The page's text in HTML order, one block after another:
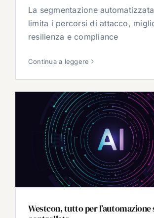
La segmentazione
limita i percorsi di attacco,
resilienza e compliance
Continua a leggere
Westcon, tutto per l’automazione